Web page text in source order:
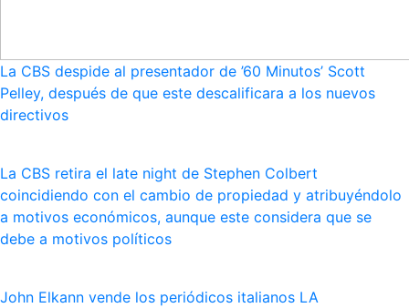
La CBS despide al presentador de ’60 Minutos’ Scott
Pelley, después de que este descalificara a los nuevos
directivos
La CBS retira el late night de Stephen Colbert
coincidiendo con el cambio de propiedad y atribuyéndolo
a motivos económicos, aunque este considera que se
debe a motivos políticos
John Elkann vende los periódicos italianos LA